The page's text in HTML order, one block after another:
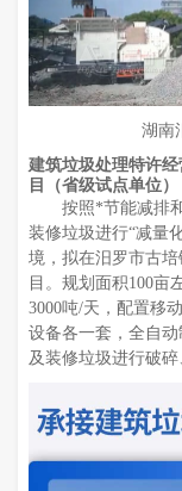
湖南
建筑垃圾处理特许
目（省级试点单位）
按照*节能减排
装修垃圾进行“减量
境，拟在汨罗市古
目。规划面积100亩
3000吨/天，配置移
设备各一套，全自
及装修垃圾进行破